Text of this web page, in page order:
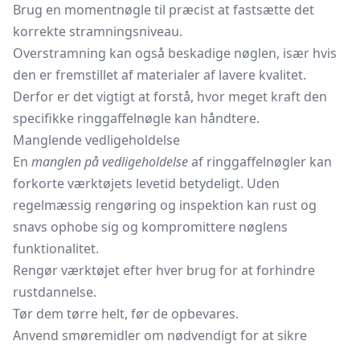
Brug en momentnøgle til præcist at fastsætte det
korrekte stramningsniveau.
Overstramning kan også beskadige nøglen, især hvis
den er fremstillet af materialer af lavere kvalitet.
Derfor er det vigtigt at forstå, hvor meget kraft den
specifikke ringgaffelnøgle kan håndtere.
Manglende vedligeholdelse
En manglen på vedligeholdelseaf ringgaffelnøgler kan
forkorte værktøjets levetid betydeligt. Uden
regelmæssig rengøring og inspektion kan rust og
snavs ophobe sig og kompromittere nøglens
funktionalitet.
Rengør værktøjet efter hver brug for at forhindre
rustdannelse.
Tør dem tørre helt, før de opbevares.
Anvend smøremidler om nødvendigt for at sikre